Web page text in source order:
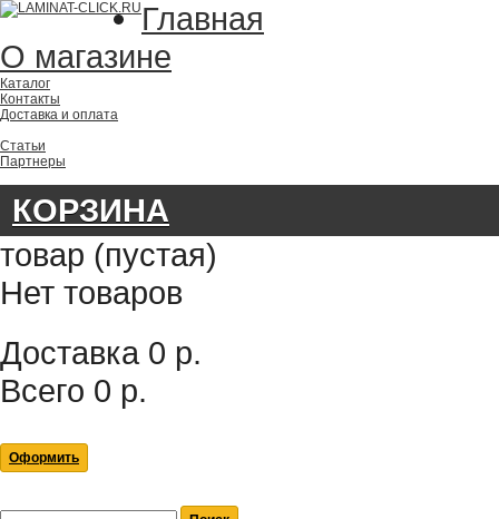
Главная
О магазине
Каталог
Контакты
Доставка и оплата
Статьи
Партнеры
КОРЗИНА
товар (пустая)
Нет товаров
Доставка 0 р.
Всего 0 р.
Оформить